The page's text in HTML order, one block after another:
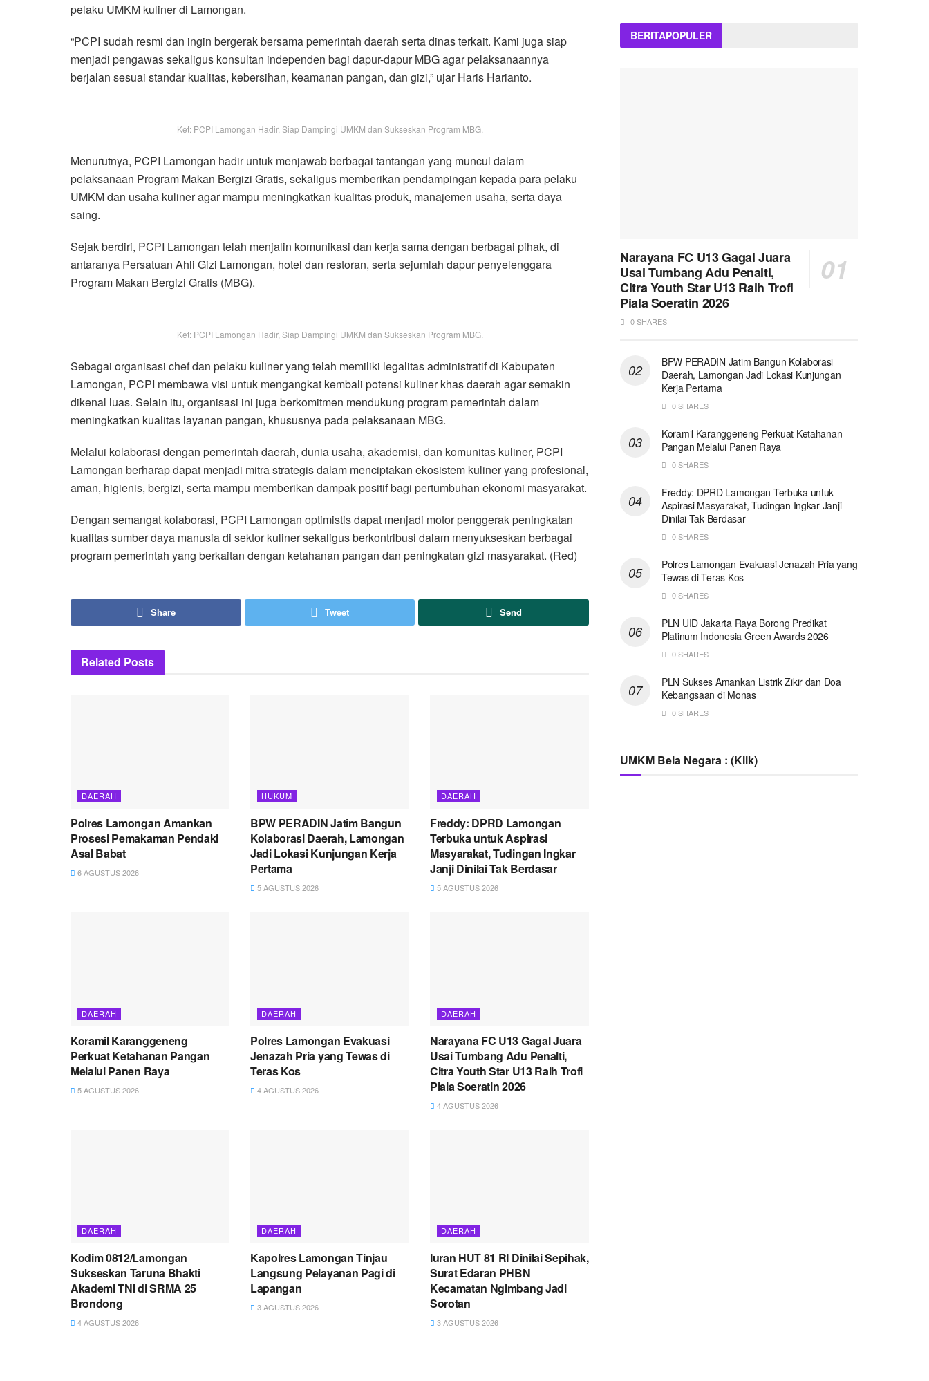
pelaku UMKM kuliner di Lamongan.
“PCPI sudah resmi dan ingin bergerak bersama pemerintah daerah serta dinas terkait. Kami juga siap
menjadi pengawas sekaligus konsultan independen bagi dapur-dapur MBG agar pelaksanaannya
berjalan sesuai standar kualitas, kebersihan, keamanan pangan, dan gizi,” ujar Haris Harianto.
Ket: PCPI Lamongan Hadir, Siap Dampingi UMKM dan Sukseskan Program MBG.
Menurutnya, PCPI Lamongan hadir untuk menjawab berbagai tantangan yang muncul dalam
pelaksanaan Program Makan Bergizi Gratis, sekaligus memberikan pendampingan kepada para pelaku
UMKM dan usaha kuliner agar mampu meningkatkan kualitas produk, manajemen usaha, serta daya
saing.
Sejak berdiri, PCPI Lamongan telah menjalin komunikasi dan kerja sama dengan berbagai pihak, di
antaranya Persatuan Ahli Gizi Lamongan, hotel dan restoran, serta sejumlah dapur penyelenggara
Program Makan Bergizi Gratis (MBG).
Ket: PCPI Lamongan Hadir, Siap Dampingi UMKM dan Sukseskan Program MBG.
Sebagai organisasi chef dan pelaku kuliner yang telah memiliki legalitas administratif di Kabupaten
Lamongan, PCPI membawa visi untuk mengangkat kembali potensi kuliner khas daerah agar semakin
dikenal luas. Selain itu, organisasi ini juga berkomitmen mendukung program pemerintah dalam
meningkatkan kualitas layanan pangan, khususnya pada pelaksanaan MBG.
Melalui kolaborasi dengan pemerintah daerah, dunia usaha, akademisi, dan komunitas kuliner, PCPI
Lamongan berharap dapat menjadi mitra strategis dalam menciptakan ekosistem kuliner yang profesional,
aman, higienis, bergizi, serta mampu memberikan dampak positif bagi pertumbuhan ekonomi masyarakat.
Dengan semangat kolaborasi, PCPI Lamongan optimistis dapat menjadi motor penggerak peningkatan
kualitas sumber daya manusia di sektor kuliner sekaligus berkontribusi dalam menyukseskan berbagai
program pemerintah yang berkaitan dengan ketahanan pangan dan peningkatan gizi masyarakat. (Red)
Share Tweet Send
Related Posts
DAERAH
Polres Lamongan Amankan
Prosesi Pemakaman Pendaki
Asal Babat
6 AGUSTUS 2026
HUKUM
BPW PERADIN Jatim Bangun
Kolaborasi Daerah, Lamongan
Jadi Lokasi Kunjungan Kerja
Pertama
5 AGUSTUS 2026
DAERAH
Freddy: DPRD Lamongan
Terbuka untuk Aspirasi
Masyarakat, Tudingan Ingkar
Janji Dinilai Tak Berdasar
5 AGUSTUS 2026
DAERAH
Koramil Karanggeneng
Perkuat Ketahanan Pangan
Melalui Panen Raya
5 AGUSTUS 2026
DAERAH
Polres Lamongan Evakuasi
Jenazah Pria yang Tewas di
Teras Kos
4 AGUSTUS 2026
DAERAH
Narayana FC U13 Gagal Juara
Usai Tumbang Adu Penalti,
Citra Youth Star U13 Raih Trofi
Piala Soeratin 2026
4 AGUSTUS 2026
DAERAH
Kodim 0812/Lamongan
Sukseskan Taruna Bhakti
Akademi TNI di SRMA 25
Brondong
4 AGUSTUS 2026
DAERAH
Kapolres Lamongan Tinjau
Langsung Pelayanan Pagi di
Lapangan
3 AGUSTUS 2026
DAERAH
Iuran HUT 81 RI Dinilai Sepihak,
Surat Edaran PHBN
Kecamatan Ngimbang Jadi
Sorotan
3 AGUSTUS 2026
BERITAPOPULER
Narayana FC U13 Gagal Juara
Usai Tumbang Adu Penalti,
Citra Youth Star U13 Raih Trofi
Piala Soeratin 2026
0 SHARES
BPW PERADIN Jatim Bangun Kolaborasi
Daerah, Lamongan Jadi Lokasi Kunjungan
Kerja Pertama
0 SHARES
Koramil Karanggeneng Perkuat Ketahanan
Pangan Melalui Panen Raya
0 SHARES
Freddy: DPRD Lamongan Terbuka untuk
Aspirasi Masyarakat, Tudingan Ingkar Janji
Dinilai Tak Berdasar
0 SHARES
Polres Lamongan Evakuasi Jenazah Pria yang
Tewas di Teras Kos
0 SHARES
PLN UID Jakarta Raya Borong Predikat
Platinum Indonesia Green Awards 2026
0 SHARES
PLN Sukses Amankan Listrik Zikir dan Doa
Kebangsaan di Monas
0 SHARES
UMKM Bela Negara : (Klik)